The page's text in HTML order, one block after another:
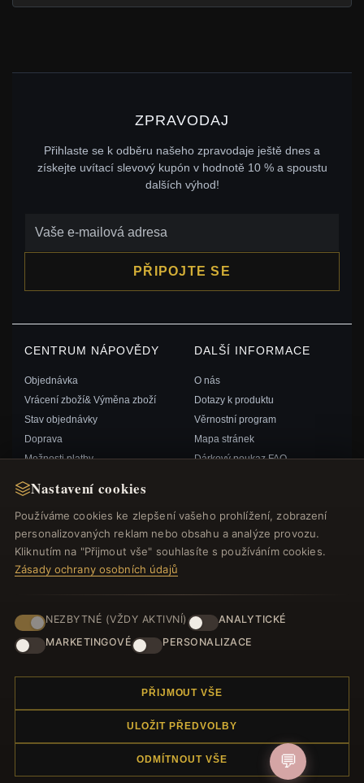
Nastavení cookies
Používáme cookies ke zlepšení vašeho prohlížení, zobrazení
personalizovaných reklam nebo obsahu a analýze provozu.
Kliknutím na "Přijmout vše" souhlasíte s používáním cookies.
Zásady ochrany osobních údajů
NEZBYTNÉ (VŽDY AKTIVNÍ)
ANALYTICKÉ
MARKETINGOVÉ
PERSONALIZACE
PŘIJMOUT VŠE
ULOŽIT PŘEDVOLBY
ODMÍTNOUT VŠE
ZPRAVODAJ
Přihlaste se k odběru našeho zpravodaje ještě dnes a
získejte uvítací slevový kupón v hodnotě 10 % a spoustu
dalších výhod!
PŘIPOJTE SE
CENTRUM NÁPOVĚDY
Objednávka
Vrácení zboží& Výměna zboží
Stav objednávky
Doprava
Možnosti platby
Kontaktujte nás
DALŠÍ INFORMACE
O nás
Dotazy k produktu
Věrnostní program
Mapa stránek
Dárkový poukaz FAQ
RYCHLÉ ODKAZY
Nové produkty
Speciální nabídky
Blog
Recenze
Přihlásit se
SLEDUJTE NÁS
Náramek.com. Všechna práva vyhrazena.
💬